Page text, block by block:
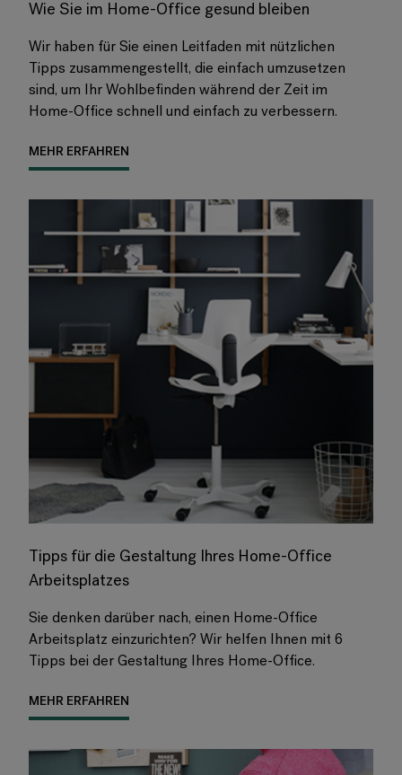
Wie Sie im Home-Office gesund bleiben
Wir haben für Sie einen Leitfaden mit nützlichen
Tipps zusammengestellt, die einfach umzusetzen
sind, um Ihr Wohlbefinden während der Zeit im
Home-Office schnell und einfach zu verbessern.
MEHR ERFAHREN
Tipps für die Gestaltung Ihres Home-Office
Arbeitsplatzes
Sie denken darüber nach, einen Home-Office
Arbeitsplatz einzurichten? Wir helfen Ihnen mit 6
Tipps bei der Gestaltung Ihres Home-Office.
MEHR ERFAHREN